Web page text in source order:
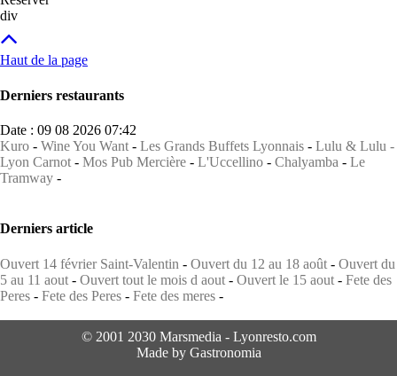
div
Haut de la page
Derniers restaurants
Date : 09 08 2026 07:42
Kuro - Wine You Want - Les Grands Buffets Lyonnais - Lulu & Lulu -
Lyon Carnot - Mos Pub Mercière - L'Uccellino - Chalyamba - Le
Tramway -
Derniers article
Ouvert 14 février Saint-Valentin - Ouvert du 12 au 18 août - Ouvert du
5 au 11 aout - Ouvert tout le mois d aout - Ouvert le 15 aout - Fete des
Peres - Fete des Peres - Fete des meres -
© 2001 2030 Marsmedia - Lyonresto.com
Made by Gastronomia